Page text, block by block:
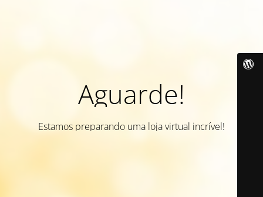
Aguarde!
Estamos preparando uma loja virtual incrível!